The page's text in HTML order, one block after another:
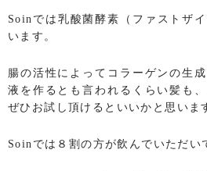
Soinでは乳酸菌酵素（ファストザ
います。
腸の活性によってコラーゲンの生
液を作るとも言われるくらい髪も
ぜひお試し頂けるといいかと思いま
Soinでは８割の方が飲んでいただい